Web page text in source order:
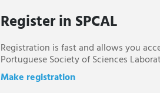
Register in SPCAL
Registration is fast and allows you
Portuguese Society of Sciences
Make registration